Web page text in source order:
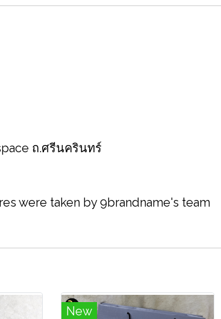
ถ.ศรีนครินทร์
were taken by 9brandname's team
New